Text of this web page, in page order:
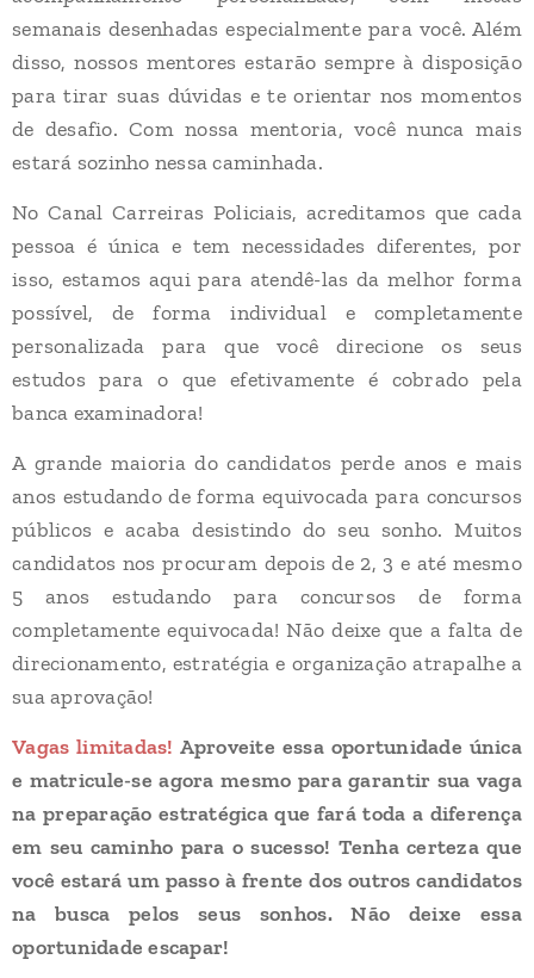
semanais desenhadas especialmente para você. Além
disso, nossos mentores estarão sempre à disposição
para tirar suas dúvidas e te orientar nos momentos
de desafio. Com nossa mentoria, você nunca mais
estará sozinho nessa caminhada.
No Canal Carreiras Policiais, acreditamos que cada
pessoa é única e tem necessidades diferentes, por
isso, estamos aqui para atendê-las da melhor forma
possível, de forma individual e completamente
personalizada para que você direcione os seus
estudos para o que efetivamente é cobrado pela
banca examinadora!
A grande maioria do candidatos perde anos e mais
anos estudando de forma equivocada para concursos
públicos e acaba desistindo do seu sonho. Muitos
candidatos nos procuram depois de 2, 3 e até mesmo
5 anos estudando para concursos de forma
completamente equivocada! Não deixe que a falta de
direcionamento, estratégia e organização atrapalhe a
sua aprovação!
Vagas limitadas! Aproveite essa oportunidade única
e matricule-se agora mesmo para garantir sua vaga
na preparação estratégica que fará toda a diferença
em seu caminho para o sucesso! Tenha certeza que
você estará um passo à frente dos outros candidatos
na busca pelos seus sonhos. Não deixe essa
oportunidade escapar!